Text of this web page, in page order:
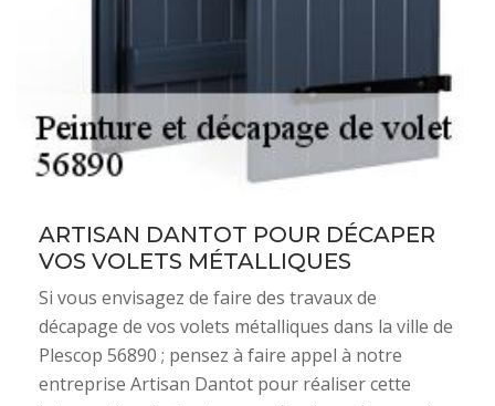
ARTISAN DANTOT POUR DÉCAPER
VOS VOLETS MÉTALLIQUES
Si vous envisagez de faire des travaux de
décapage de vos volets métalliques dans la ville de
Plescop 56890 ; pensez à faire appel à notre
entreprise Artisan Dantot pour réaliser cette